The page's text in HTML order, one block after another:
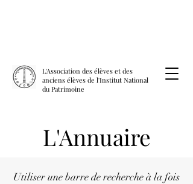
L'Association des élèves et des
anciens élèves de l'Institut National
du Patrimoine
L'Annuaire
Utiliser une barre de recherche à la fois